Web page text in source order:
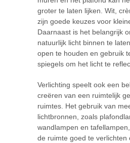
groter te laten lijken. Wit,
zijn goede keuzes voor
Daarnaast is het belangrijk
natuurlijk licht binnen te
open te houden en gebruik
spiegels om het licht te
Verlichting speelt ook een
creëren van een ruimtelijk
ruimtes. Het gebruik van
lichtbronnen, zoals
wandlampen en
de ruimte goed te verlichten